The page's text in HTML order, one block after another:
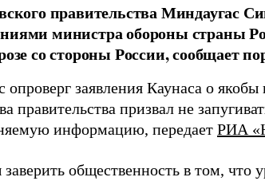
правительства Миндаугас
министра обороны страны
со стороны России, сообщает
заявления Каунаса о
правительства призвал не
информацию, передает РИА
общественность в том, что